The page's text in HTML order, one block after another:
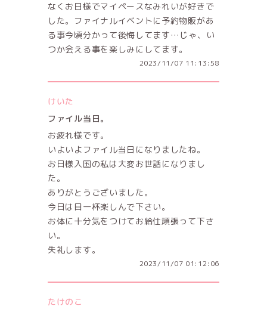
なくお日様でマイペースなみれいが好きで
した。ファイナルイベントに予約物販があ
る事今頃分かって後悔してます…じゃ、い
つか会える事を楽しみにしてます。
2023/11/07 11:13:58
けいた
ファイル当日。
お疲れ様です。
いよいよファイル当日になりましたね。
お日様入国の私は大変お世話になりまし
た。
ありがとうございました。
今日は目一杯楽しんで下さい。
お体に十分気をつけてお給仕頑張って下さ
い。
失礼します。
2023/11/07 01:12:06
たけのこ